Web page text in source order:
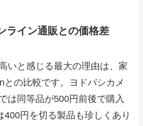
ライン通販との価格差
いと感じる最大の理由は、家
との比較です。ヨドバシカメ
は同等品が500円前後で購入
400円を切る製品も珍しくあり